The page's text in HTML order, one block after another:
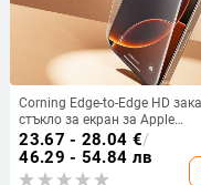
Corning Edge-to-Edge HD
стъкло за екран за Apple
17Pro/17Promax17
23.67 - 28.04 €/
46.29 - 54.84 лв